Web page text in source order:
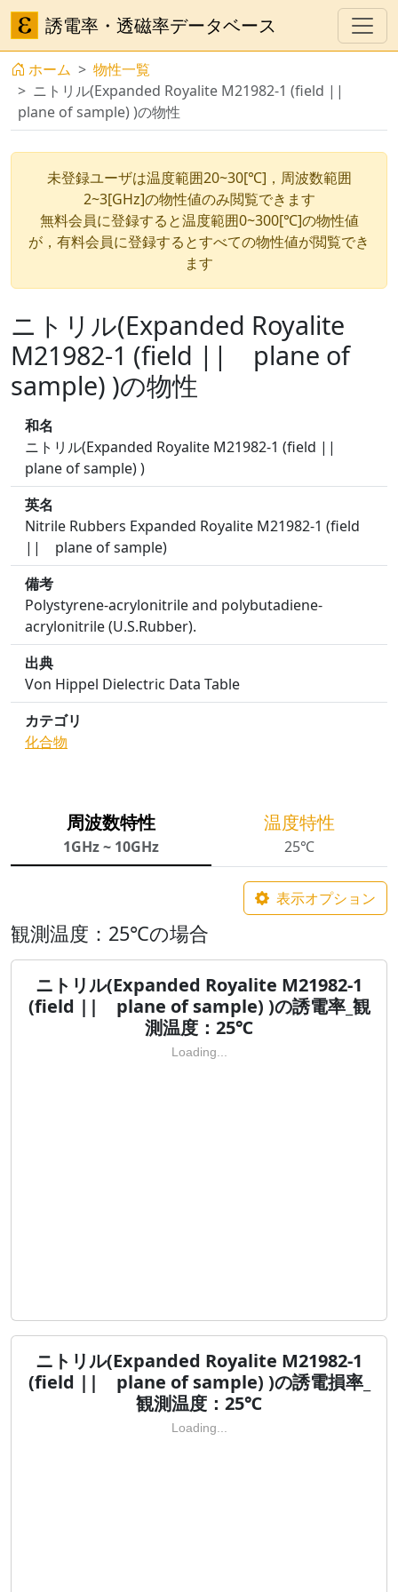
誘電率・透磁率データベース
ホーム
物性一覧
ニトリル(Expanded Royalite M21982-1 (field ||
plane of sample) )の物性
未登録ユーザは温度範囲20~30[℃]，周波数範囲
2~3[GHz]の物性値のみ閲覧できます
無料会員に登録すると温度範囲0~300[℃]の物性値
が，有料会員に登録するとすべての物性値が閲覧でき
ます
ニトリル(Expanded Royalite
M21982-1 (field || plane of
sample) )の物性
和名
ニトリル(Expanded Royalite M21982-1 (field ||
plane of sample) )
英名
Nitrile Rubbers Expanded Royalite M21982-1 (field
|| plane of sample)
備考
Polystyrene-acrylonitrile and polybutadiene-
acrylonitrile (U.S.Rubber).
出典
Von Hippel Dielectric Data Table
カテゴリ
化合物
周波数特性
1GHz ~ 10GHz
温度特性
25℃
表示オプション
観測温度：25℃の場合
ニトリル(Expanded Royalite M21982-1
(field || plane of sample) )の誘電率_観
測温度：25℃
Loading...
ニトリル(Expanded Royalite M21982-1
(field || plane of sample) )の誘電損率_
観測温度：25℃
Loading...